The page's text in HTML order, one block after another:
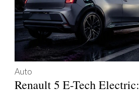
Auto
Renault 5 E-Tech Electric: